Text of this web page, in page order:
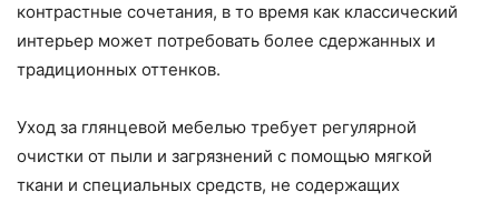
контрастные сочетания, в то время как классический
интерьер может потребовать более сдержанных и
традиционных оттенков.
Уход за глянцевой мебелью требует регулярной
очистки от пыли и загрязнений с помощью мягкой
ткани и специальных средств, не содержащих